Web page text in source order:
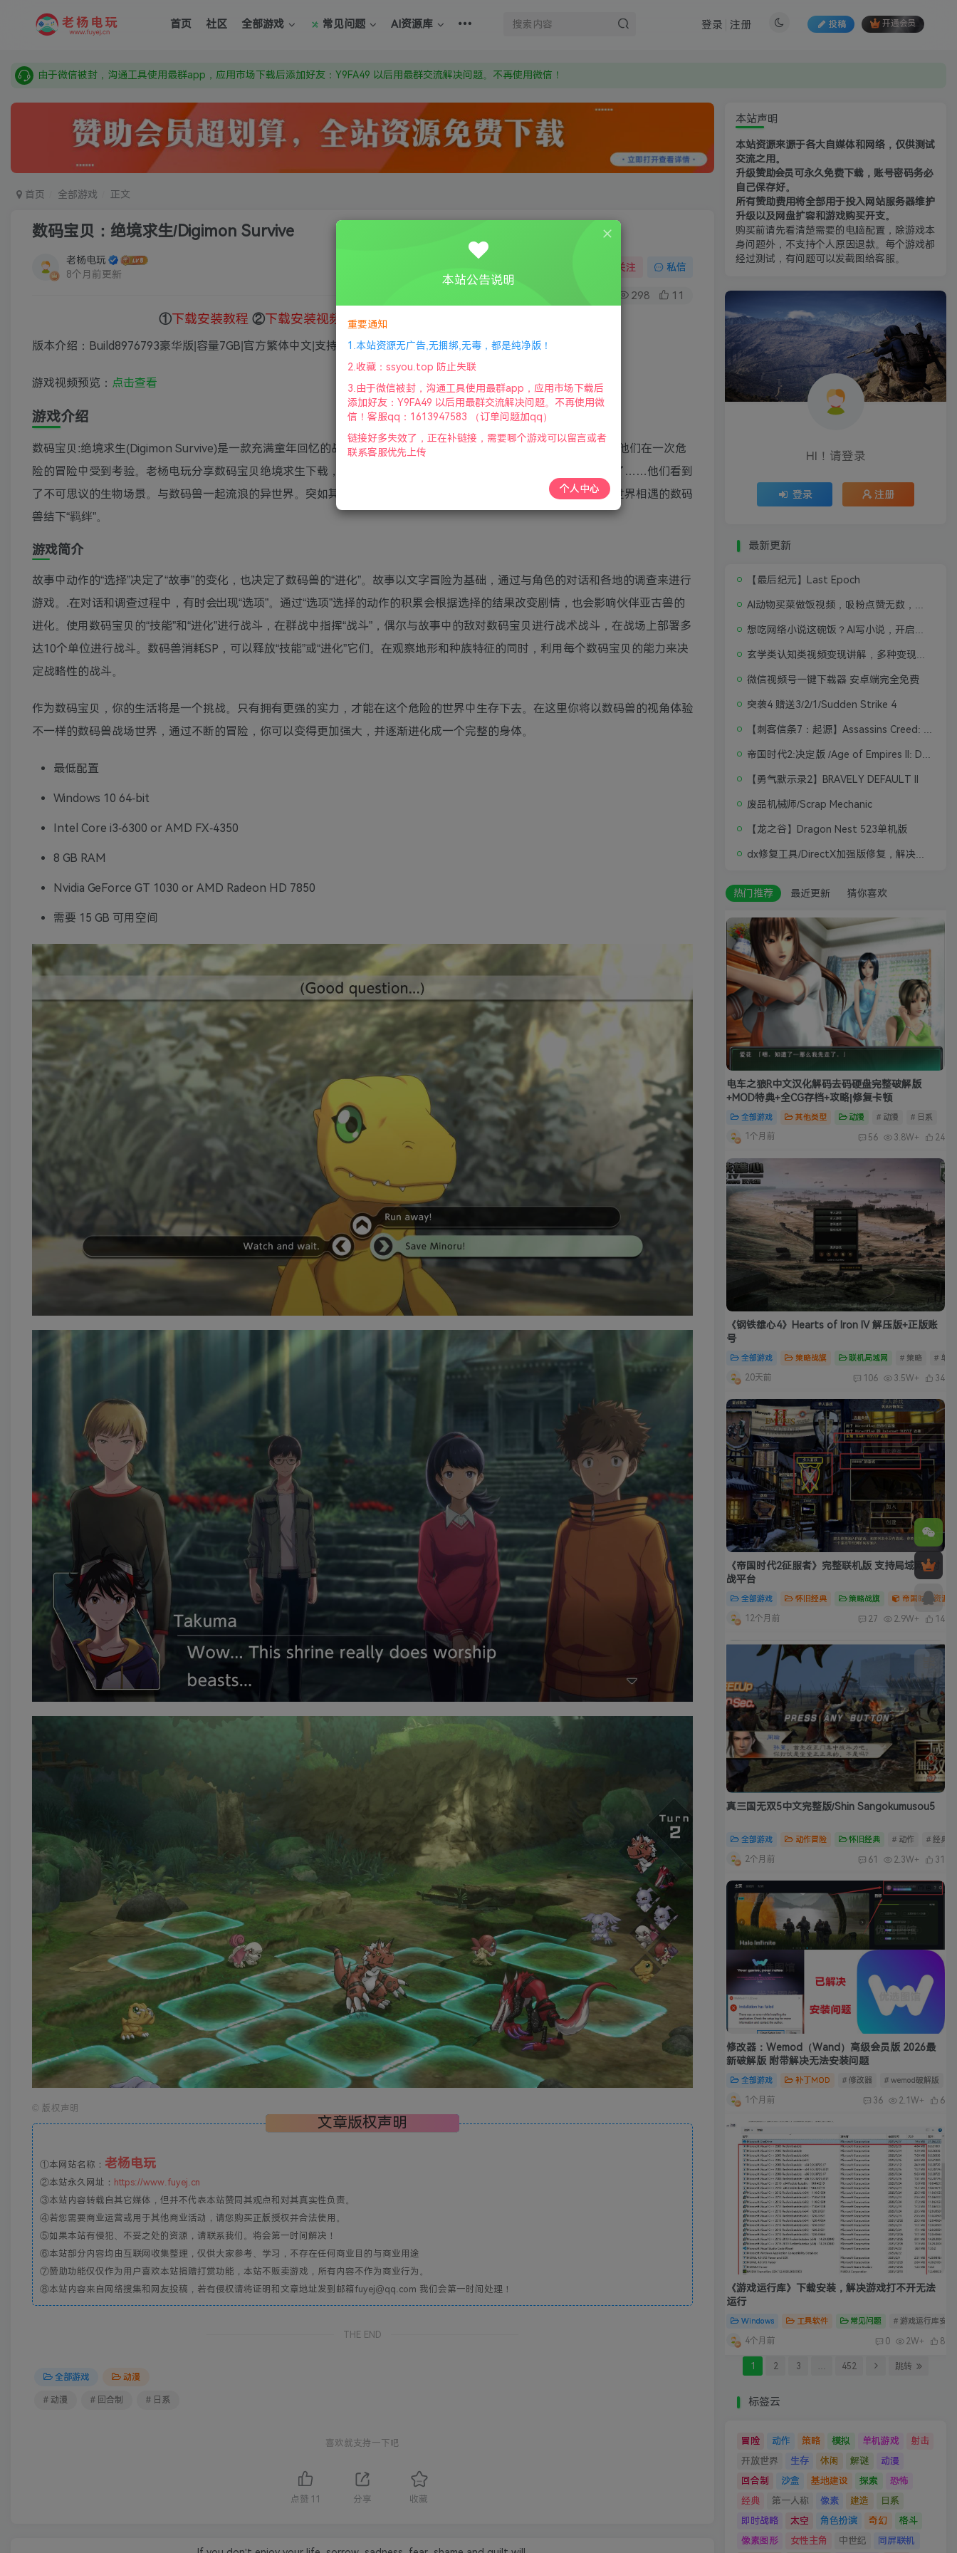
首页 社区 全部游戏 常见问题 AI资源库 投稿 开通会员
登录 注册
本站资源来自网络搜集，如有侵权，请联系删除：fuyej@qq.com 附上证书和内容链接
需要什么游戏请联系客服，若链接失效请联系客服，百度网盘边上的激活码也是解压密码
首页 全部游戏 正文
数码宝贝：绝境求生/Digimon Survive
老杨电玩
8个月前更新
关注 私信
298 11
①下载安装教程 ②下载安装视频教程 ③
版本介绍：Build8976793豪华版|容量7GB|官方繁体中文|支持键盘.鼠标.手柄|2022年7月29号更新
游戏视频预览： 点击查看
游戏介绍
数码宝贝:绝境求生(Digimon Survive)是一款充满童年回忆的战棋SRPG游戏，它讲述了男孩女孩和怪物之间的“羁绊”，他们在一次危
险的冒险中受到考验。老杨电玩分享数码宝贝绝境求生下载，来到课外营的少男少女，被突如其来的大雾包围，昏倒了……他们看到
了不可思议的生物场景。与数码兽一起流浪的异世界。突如其来的危险和残酷的条件。被恐惧与疑惑所包围，与在异世界相遇的数码
兽结下“羁绊”。
游戏简介
故事中动作的“选择”决定了“故事”的变化，也决定了数码兽的“进化”。故事以文字冒险为基础，通过与角色的对话和各地的调查来进行
游戏。.在对话和调查过程中，有时会出现“选项”。通过“选项”选择的动作的积累会根据选择的结果改变剧情，也会影响伙伴亚古兽的
进化。使用数码宝贝的“技能”和“进化”进行战斗，在群战中指挥“战斗”，偶尔与故事中的敌对数码宝贝进行战术战斗，在战场上部署多
达10个单位进行战斗。数码兽消耗SP，可以释放“技能”或“进化”它们。在观察地形和种族特征的同时，利用每个数码宝贝的能力来决
定战略性的战斗。
作为数码宝贝，你的生活将是一个挑战。只有拥有更强的实力，才能在这个危险的世界中生存下去。在这里你将以数码兽的视角体验
不一样的数码兽战场世界，通过不断的冒险，你可以变得更加强大，并逐渐进化成一个完整的身体。
最低配置
Windows 10 64-bit
Intel Core i3-6300 or AMD FX-4350
8 GB RAM
Nvidia GeForce GT 1030 or AMD Radeon HD 7850
需要 15 GB 可用空间
© 版权声明
文章版权声明
①本网站名称： 老杨电玩
②本站永久网址： https://www.fuyej.cn
③本站内容转载自其它媒体，但并不代表本站赞同其观点和对其真实性负责。
④若您需要商业运营或用于其他商业活动，请您购买正版授权并合法使用。
⑤如果本站有侵犯、不妥之处的资源，请联系我们。将会第一时间解决！
⑥本站部分内容均由互联网收集整理，仅供大家参考、学习，不存在任何商业目的与商业用途
⑦赞助功能仅仅作为用户喜欢本站捐赠打赏功能，本站不贩卖游戏，所有内容不作为商业行为。
⑧本站内容来自网络搜集和网友投稿，若有侵权请将证明和文章地址发到邮箱fuyej@qq.com 我们会第一时间处理！
THE END
全部游戏 动漫
# 动漫 # 回合制 # 日系
喜欢就支持一下吧
点赞 11 分享 收藏
本站声明
本站资源来源于各大自媒体和网络，仅供测试
交流之用。
升级赞助会员可永久免费下载，账号密码务必
自己保存好。
所有赞助费用将全部用于投入网站服务器维护
升级以及网盘扩容和游戏购买开支。
购买前请先看清楚需要的电脑配置，除游戏本
身问题外，不支持个人原因退款。每个游戏都
经过测试，有问题可以发截图给客服。
HI！请登录
登录 注册
最新更新
【最后纪元】Last Epoch
微信视频号一键下载器 安卓端完全免费
突袭4 赠送3/2/1/Sudden Strike 4
【勇气默示录2】BRAVELY DEFAULT II
废品机械师/Scrap Mechanic
【龙之谷】Dragon Nest 523单机版
热门推荐 最近更新 猜你喜欢
电车之狼R中文汉化解码去码硬盘完整破解版
+MOD特典+全CG存档+攻略|修复卡顿
全部游戏 其他类型 动漫 # 动漫 # 日系
1个月前 56 3.8W+ 24
《钢铁雄心4》Hearts of Iron IV 解压版+正版账
号
全部游戏 策略战旗 联机局域网 # 策略 # 单
20天前 106 3.5W+ 34
《帝国时代2征服者》完整联机版 支持局域网+对
战平台
全部游戏 怀旧经典 策略战旗 帝国时代资源
12个月前 27 2.9W+ 14
真三国无双5中文完整版/Shin Sangokumusou5
全部游戏 动作冒险 怀旧经典 # 动作 # 经典
2个月前 61 2.3W+ 31
修改器：Wemod（Wand）高级会员版 2026最
新破解版 附带解决无法安装问题
全部游戏 补丁MOD # 修改器 # wemod破解版
1个月前 36 2.1W+ 6
《游戏运行库》下载安装，解决游戏打不开无法
运行
Windows 工具软件 常见问题 # 游戏运行库安装
4个月前 0 2W+ 8
1 2 3 … 452 跳转
标签云
冒险 动作 策略 模拟 单机游戏
射击
开放世界
生存 休闲 解谜
动漫
回合制
沙盒 基地建设 探索
恐怖
经典
第一人称 像素 建造
日系
即时战略
太空 角色扮演 奇幻
格斗
像素图形
女性主角 中世纪 同屏联机
本站公告说明
重要通知
1.本站资源无广告,无捆绑,无毒，都是纯净版！
2.收藏：ssyou.top 防止失联
3.由于微信被封，沟通工具使用最群app，应用市场下载后
添加好友：Y9FA49 以后用最群交流解决问题。不再使用微
信！客服qq：1613947583 （订单问题加qq）
链接好多失效了，正在补链接，需要哪个游戏可以留言或者
联系客服优先上传
个人中心